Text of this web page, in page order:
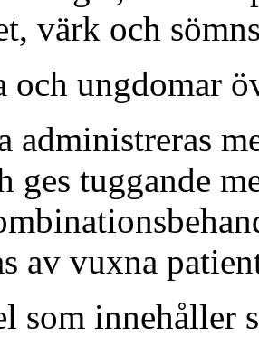
värk och
och ungdomar
administreras
ges tuggande
av vuxna
som innehåller